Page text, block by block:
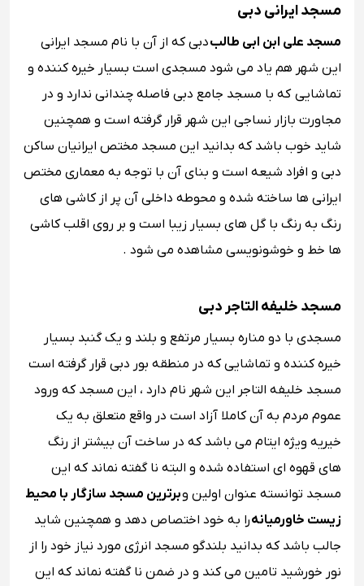
مسجد ایرانی دبی
مسجد علی ابن ابی طالبدبی که از آن با نام مسجد ایرانی
این شهر هم یاد می شود مسجدی است بسیار خیره کننده و
تماشایی که با مسجد جامع دبی فاصله چندانی ندارد و در
مجاورت بازار نساجی این شهر قرار گرفته است و همچنین
شاید خوب باشد که بدانید این مسجد مختص ایرانیان ساکن
دبی و افراد شیعه است و بنای آن با توجه به معماری مختص
ایرانی ها ساخته شده و محوطه داخلی آن پر از کاشی های
رنگ به رنگ با گل های بسیار زیبا است و بر روی اقلب کاشی
ها خط و خوشونویسی مشاهده می شود .
مسجد خلیفه التاجر دبی
مسجدی با دو مناره بسیار مرتفع و بلند و یک گنبد بسیار
خیره کننده و تماشایی که در منطقه بور دبی قرار گرفته است
مسجد خلیفه التاجر این شهر نام دارد ، این مسجد که ورود
عموم مردم به آن کاملا آزاد است در واقع متعلق به یک
خیریه ویژه ایتام می باشد که در ساخت آن بیشتر از رنگ
های قهوه ای استفاده شده و البته نا گفته نماند که این
مسجد توانسته عنوان اولین وبرترین مسجد سازگار با محیط
زیست خاورمیانهرا به خود اختصاص دهد و همچنین شاید
جالب باشد که بدانید بلندگو مسجد انرژی مورد نیاز خود را از
نور خورشید تامین می کند و در ضمن نا گفته نماند که این